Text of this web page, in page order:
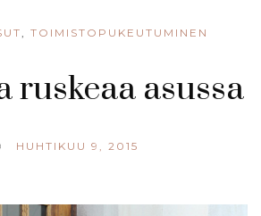
TOIMISTOPUKEUTUMINEN
ruskeaa asussa
HUHTIKUU 9, 2015